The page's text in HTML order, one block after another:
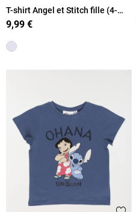
T-shirt Angel et Stitch fille (4-
12A)
9,99 €